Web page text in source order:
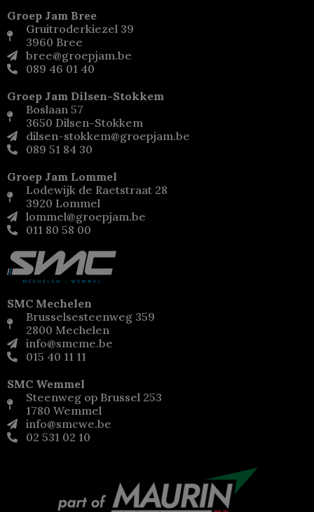
Groep Jam Bree
Gruitroderkiezel 39
3960 Bree
bree@groepjam.be
089 46 01 40
Groep Jam Dilsen-Stokkem
Boslaan 57
3650 Dilsen-Stokkem
dilsen-stokkem@groepjam.be
089 51 84 30
Groep Jam Lommel
Lodewijk de Raetstraat 28
3920 Lommel
lommel@groepjam.be
011 80 58 00
SMC Mechelen
Brusselsesteenweg 359
2800 Mechelen
info@smcme.be
015 40 11 11
SMC Wemmel
Steenweg op Brussel 253
1780 Wemmel
info@smcwe.be
02 531 02 10